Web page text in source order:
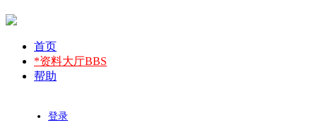
首页
*资料大厅BBS
帮助
登录